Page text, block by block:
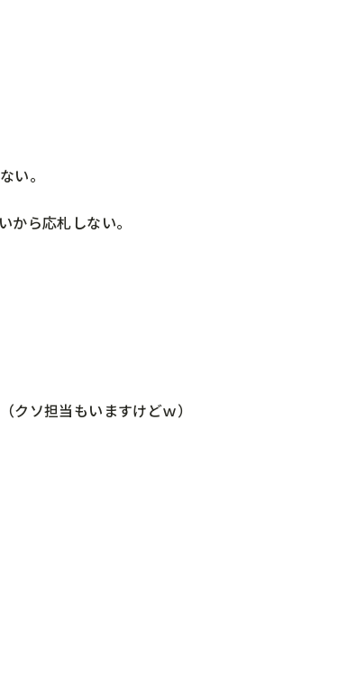
い。
ら応札しない。
ソ担当もいますけどｗ）